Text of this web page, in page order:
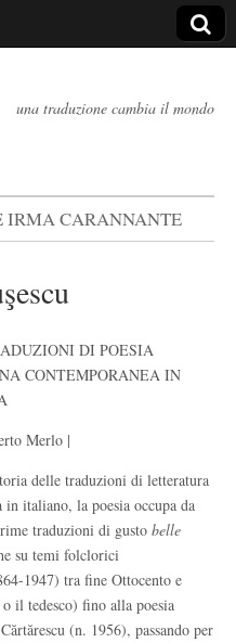
una traduzione cambia il mondo
IRMA CARANNANTE
DI POESIA
CONTEMPORANEA IN
Merlo |
delle traduzioni di letteratura
in italiano, la poesia occupa da
traduzioni di gusto belle
su temi folclorici
1947) tra fine Ottocento e
il tedesco) fino alla poesia
(n. 1956), passando per